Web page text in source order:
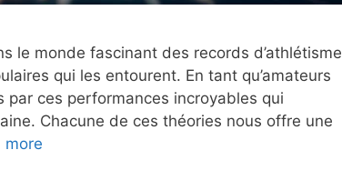
le monde fascinant des records d’athlétisme
qui les entourent. En tant qu’amateurs
ces performances incroyables qui
Chacune de ces théories nous offre une
more